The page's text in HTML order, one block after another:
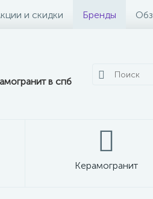
и скидки Бренды
в спб
Керамогранит